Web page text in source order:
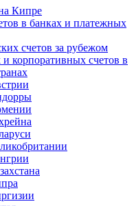
Кипре
в банках и платежных
счетов за рубежом
корпоративных счетов в